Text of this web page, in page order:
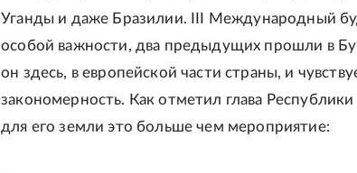
Уганды и даже Бразилии. III Международный
особой важности, два предыдущих прошли в
он здесь, в европейской части страны, и
закономерность. Как отметил глава
для его земли это больше чем мероприятие: